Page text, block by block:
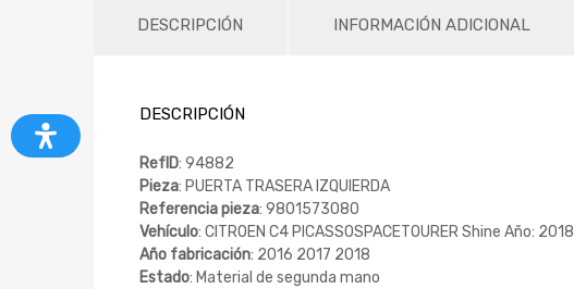
DESCRIPCIÓN INFORMACIÓN ADICIONAL
DESCRIPCIÓN
RefID: 94882
Pieza: PUERTA TRASERA IZQUIERDA
Referencia pieza: 9801573080
Vehículo: CITROEN C4 PICASSOSPACETOURER Shine Año: 2018
Año fabricación: 2016 2017 2018
Estado: Material de segunda mano